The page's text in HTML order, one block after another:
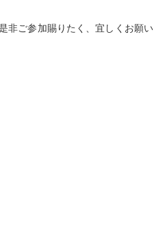
非ご参加賜りたく、宜しくお願い